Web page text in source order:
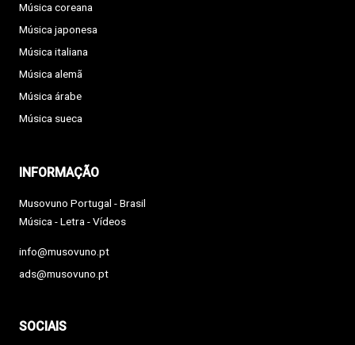
Música coreana
Música japonesa
Música italiana
Música alemã
Música árabe
Música sueca
INFORMAÇÃO
Musovuno Portugal - Brasil
Música - Letra - Vídeos
info@musovuno.pt
ads@musovuno.pt
SOCIAIS